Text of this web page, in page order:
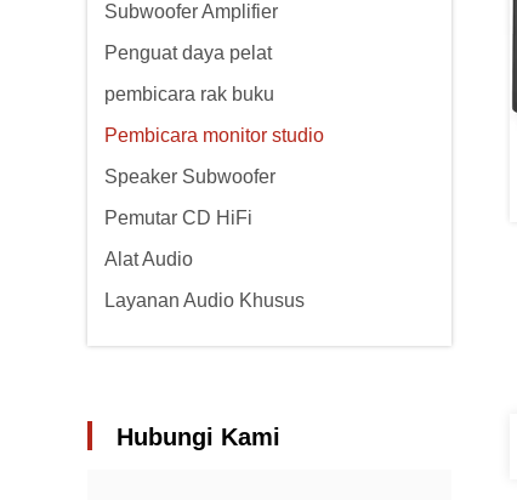
Subwoofer Amplifier
Penguat daya pelat
pembicara rak buku
Pembicara monitor studio
Speaker Subwoofer
Pemutar CD HiFi
Alat Audio
Layanan Audio Khusus
Hubungi Kami